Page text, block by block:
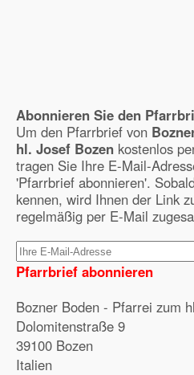
Abonnieren Sie den
Um den Pfarrbrief von
hl. Josef Bozen kostenlos
tragen Sie Ihre E-Mail-
'Pfarrbrief abonnieren'.
kennen, wird Ihnen der Link
regelmäßig per E-Mail
Pfarrbrief abonnieren
Bozner Boden - Pfarrei zum
Dolomitenstraße 9
39100 Bozen
Italien